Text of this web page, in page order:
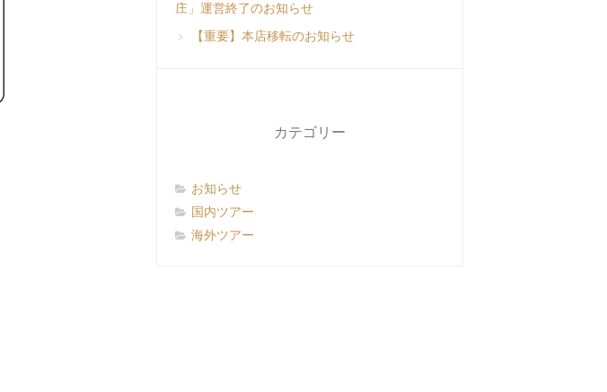
庄」運営終了のお知らせ
【重要】本店移転のお知らせ
カテゴリー
お知らせ
国内ツアー
海外ツアー